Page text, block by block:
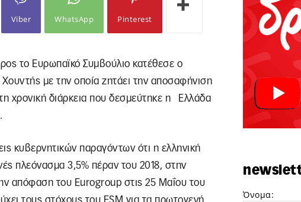
Viber WhatsApp Pinterest
το Ευρωπαϊκό Συμβούλιο κατέθεσε ο
με την οποία ζητάει την αποσαφήνιση
χρονική διάρκεια που δεσμεύτηκε η Ελλάδα
κυβερνητικών παραγόντων ότι η ελληνική
πλεόνασμα 3,5% πέραν του 2018, στην
απόφαση του Eurogroup στις 25 Μαΐου του
τους στόχους του ESM για τα πρωτογενή
Όνομα: